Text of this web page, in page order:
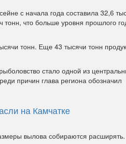
с начала года составила 32,6
что больше уровня прошлого
тонн. Еще 43 тысячи тонн
стало одной из
причин глава региона обозначил
на Камчатке
вылова собираются расширять.